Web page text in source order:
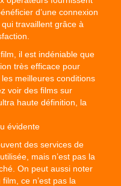
d’une connexion
travaillent grâce à
il est indéniable que
très efficace pour
meilleures conditions
voir des films sur
haute définition, la
évidente
des services de
mais n’est pas la
On peut aussi noter
ce n’est pas la